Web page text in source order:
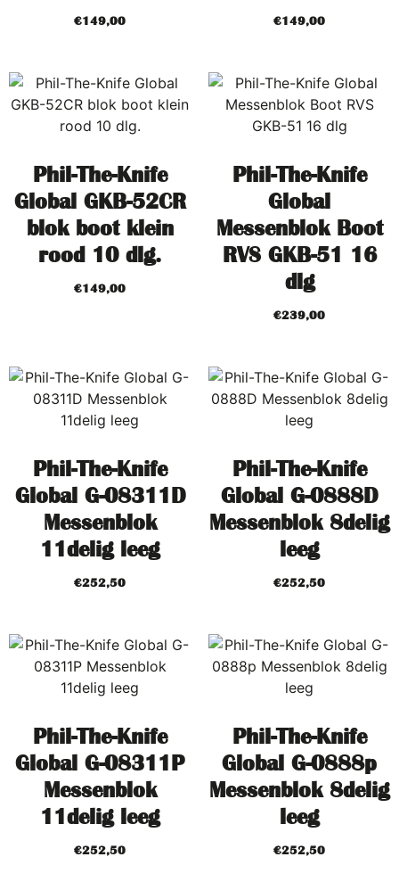
€149,00 €149,00
Phil-The-Knife
Global GKB-52CR
blok boot klein
rood 10 dlg.
€149,00
Phil-The-Knife
Global
Messenblok Boot
RVS GKB-51 16
dlg
€239,00
Phil-The-Knife
Global G-08311D
Messenblok
11delig leeg
€252,50
Phil-The-Knife
Global G-0888D
Messenblok 8delig
leeg
€252,50
Phil-The-Knife
Global G-08311P
Messenblok
11delig leeg
€252,50
Phil-The-Knife
Global G-0888p
Messenblok 8delig
leeg
€252,50